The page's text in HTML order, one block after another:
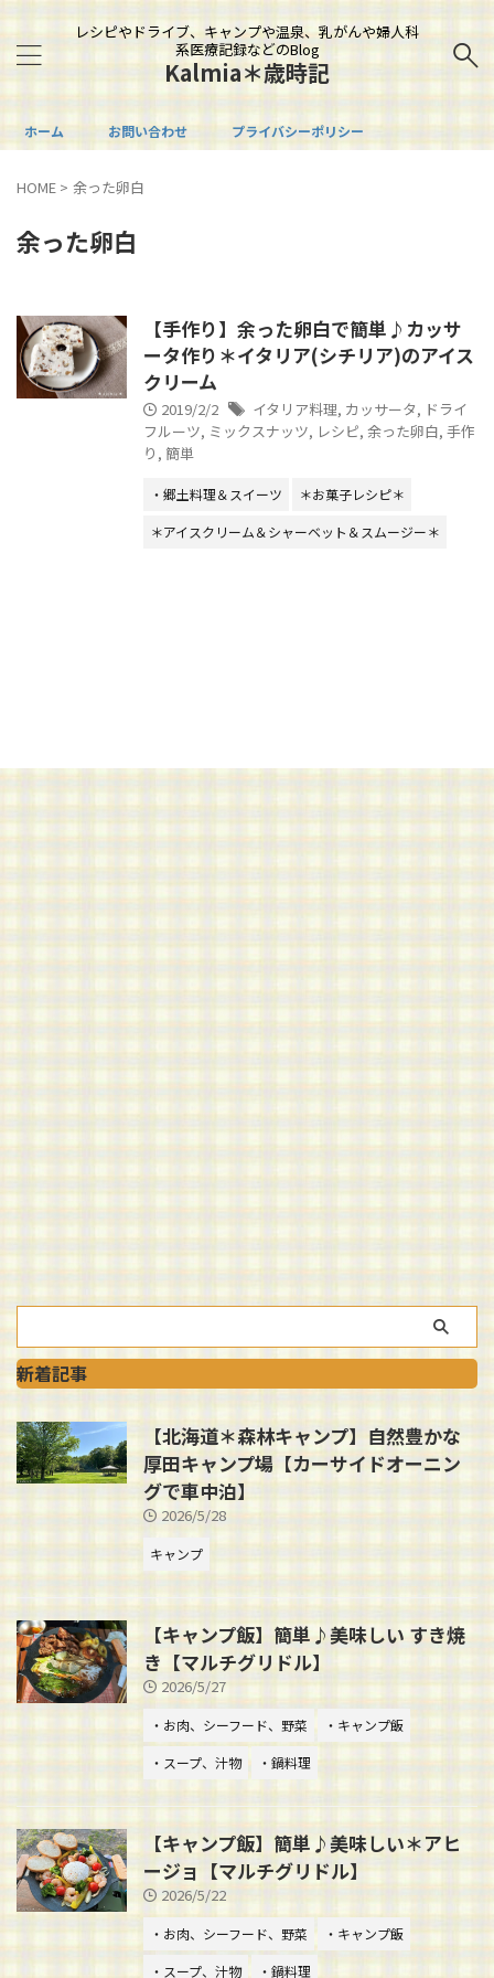
レシピやドライブ、キャンプや温泉、乳がんや婦人科
系医療記録などのBlog
Kalmia＊歳時記
ホーム お問い合わせ プライバシーポリシー
HOME > 余った卵白
余った卵白
【手作り】余った卵白で簡単♪カッサ
ータ作り＊イタリア(シチリア)のアイス
クリーム
2019/2/2 イタリア料理, カッサータ, ドライ
フルーツ, ミックスナッツ, レシピ, 余った卵白, 手作
り , 簡単
・郷土料理＆スイーツ
＊お菓子レシピ＊
＊アイスクリーム＆シャーベット＆スムージー＊
新着記事
【北海道＊森林キャンプ】自然豊かな
厚田キャンプ場【カーサイドオーニン
グで車中泊】
2026/5/28
キャンプ
【キャンプ飯】簡単♪美味しい すき焼
き【マルチグリドル】
2026/5/27
・お肉、シーフード、野菜
・キャンプ飯
・スープ、汁物
・鍋料理
【キャンプ飯】簡単♪美味しい＊アヒ
ージョ【マルチグリドル】
2026/5/22
・お肉、シーフード、野菜
・キャンプ飯
・スープ、汁物
・鍋料理